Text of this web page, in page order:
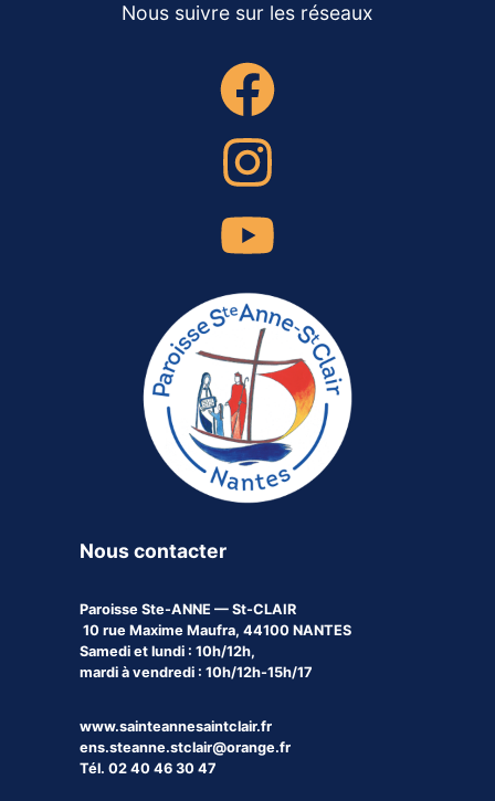
Nous suivre sur les réseaux
Nous contacter
Paroisse Ste-ANNE — St-CLAIR
10 rue Maxime Maufra, 44100 NANTES
Samedi et lundi : 10h/12h,
mardi à vendredi : 10h/12h-15h/17
www.sainteannesaintclair.fr
ens.steanne.stclair@orange.fr
Tél. 02 40 46 30 47